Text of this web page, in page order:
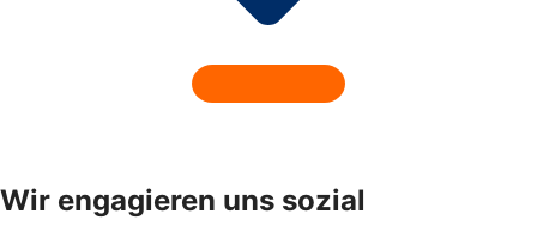
Wir engagieren uns sozial